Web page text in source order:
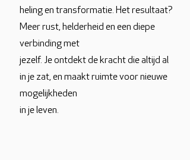
heling en transformatie. Het resultaat?
Meer rust, helderheid en een diepe
verbinding met
jezelf. Je ontdekt de kracht die altijd al
in je zat, en maakt ruimte voor nieuwe
mogelijkheden
in je leven.